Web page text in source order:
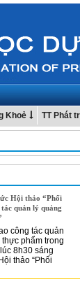
Khoẻ TT Phát
Hội thảo “Phối
quản lý quảng
công tác quản
phẩm trong
8h30 sáng
thảo “Phối